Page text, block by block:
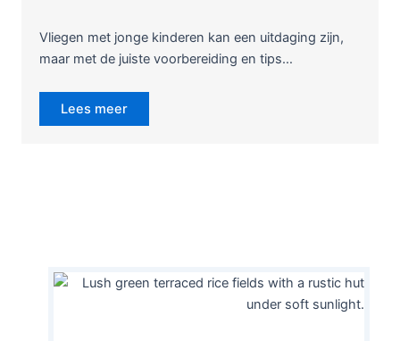
Vliegen met jonge kinderen kan een uitdaging zijn,
maar met de juiste voorbereiding en tips…
Lees meer